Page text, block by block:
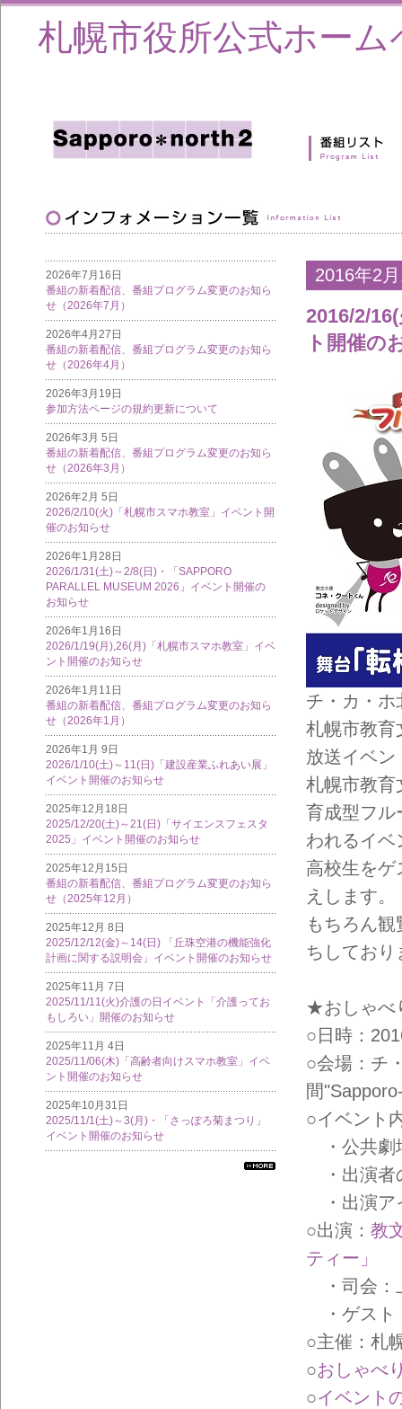
札幌市役所公式ホーム
2026年7月16日
番組の新着配信、番組プログラム変更のお知ら
せ（2026年7月）
2026年4月27日
番組の新着配信、番組プログラム変更のお知ら
せ（2026年4月）
2026年3月19日
参加方法ページの規約更新について
2026年3月 5日
番組の新着配信、番組プログラム変更のお知ら
せ（2026年3月）
2026年2月 5日
2026/2/10(火)「札幌市スマホ教室」イベント開
催のお知らせ
2026年1月28日
2026/1/31(土)～2/8(日)・「SAPPORO
PARALLEL MUSEUM 2026」イベント開催の
お知らせ
2026年1月16日
2026/1/19(月),26(月)「札幌市スマホ教室」イベ
ント開催のお知らせ
2026年1月11日
番組の新着配信、番組プログラム変更のお知ら
せ（2026年1月）
2026年1月 9日
2026/1/10(土)～11(日)「建設産業ふれあい展」
イベント開催のお知らせ
2025年12月18日
2025/12/20(土)～21(日)「サイエンスフェスタ
2025」イベント開催のお知らせ
2025年12月15日
番組の新着配信、番組プログラム変更のお知ら
せ（2025年12月）
2025年12月 8日
2025/12/12(金)～14(日) 「丘珠空港の機能強化
計画に関する説明会」イベント開催のお知らせ
2025年11月 7日
2025/11/11(火)介護の日イベント「介護ってお
もしろい」開催のお知らせ
2025年11月 4日
2025/11/06(木)「高齢者向けスマホ教室」イベ
ント開催のお知らせ
2025年10月31日
2025/11/1(土)～3(月)・「さっぽろ菊まつり」
イベント開催のお知らせ
2016年2
2016/2/
ト開催の
チ・カ・ホ
札幌市教育
放送イベン
札幌市教育
育成型フル
われるイベ
高校生をゲ
えします。
もちろん
ちしており
★おしゃべ
○日時：
○会場：チ
間
○イベント
・公共劇
・出演者
・出演ア
○出演： 教
ティー」
・司会：
・ゲスト
○主催：札
○おしゃべ
○イベント